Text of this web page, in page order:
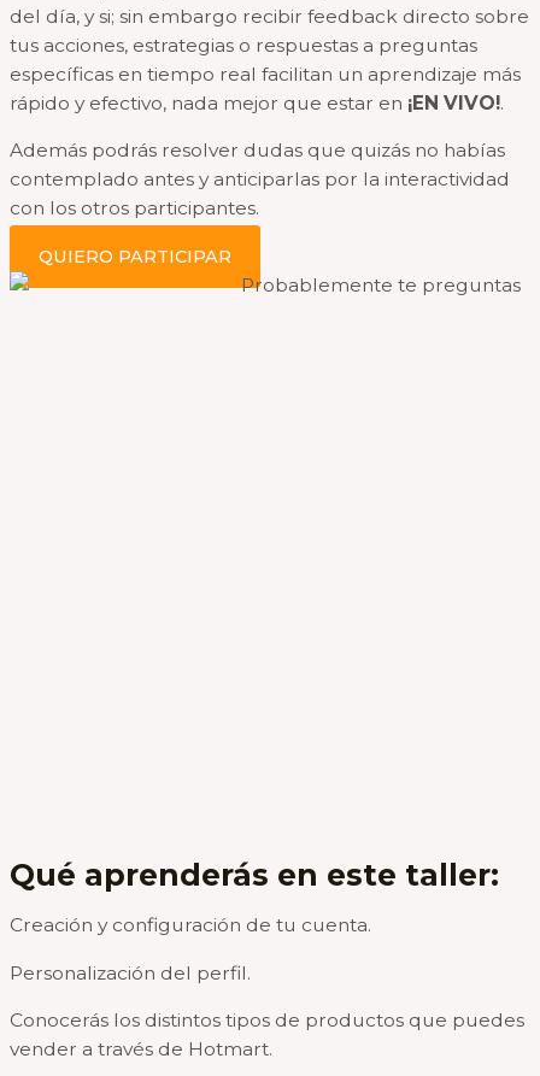
del día, y si; sin embargo recibir feedback directo sobre
tus acciones, estrategias o respuestas a preguntas
específicas en tiempo real facilitan un aprendizaje más
rápido y efectivo, nada mejor que estar en ¡EN VIVO!.
Además podrás resolver dudas que quizás no habías
contemplado antes y anticiparlas por la interactividad
con los otros participantes.
QUIERO PARTICIPAR
Qué aprenderás en este taller:
Creación y configuración de tu cuenta.
Personalización del perfil.
Conocerás los distintos tipos de productos que puedes
vender a través de Hotmart.